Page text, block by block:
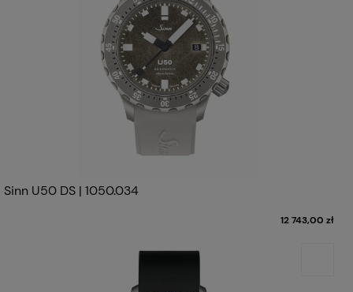
Sinn U50 DS | 1050.034
12 743,00 zł